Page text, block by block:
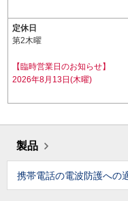
定休日
第2木曜
【臨時営業日のお知らせ】
2026年8月13日(木曜)
製品
携帯電話の電波防護への